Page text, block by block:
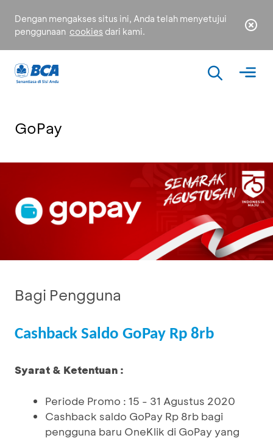
Dengan mengakses situs ini, Anda telah menyetujui
penggunaan cookies dari kami.
GoPay
Bagi Pengguna
Cashback Saldo GoPay Rp 8rb
Syarat & Ketentuan :
Periode Promo : 15 - 31 Agustus 2020
Cashback saldo GoPay Rp 8rb bagi
pengguna baru OneKlik di GoPay yang